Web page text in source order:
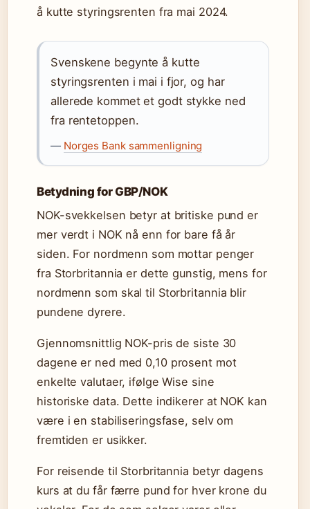
å kutte styringsrenten fra mai 2024.
Svenskene begynte å kutte
styringsrenten i mai i fjor, og har
allerede kommet et godt stykke ned
fra rentetoppen.
— Norges Bank sammenligning
Betydning for GBP/NOK
NOK-svekkelsen betyr at britiske pund er
mer verdt i NOK nå enn for bare få år
siden. For nordmenn som mottar penger
fra Storbritannia er dette gunstig, mens for
nordmenn som skal til Storbritannia blir
pundene dyrere.
Gjennomsnittlig NOK-pris de siste 30
dagene er ned med 0,10 prosent mot
enkelte valutaer, ifølge Wise sine
historiske data. Dette indikerer at NOK kan
være i en stabiliseringsfase, selv om
fremtiden er usikker.
For reisende til Storbritannia betyr dagens
kurs at du får færre pund for hver krone du